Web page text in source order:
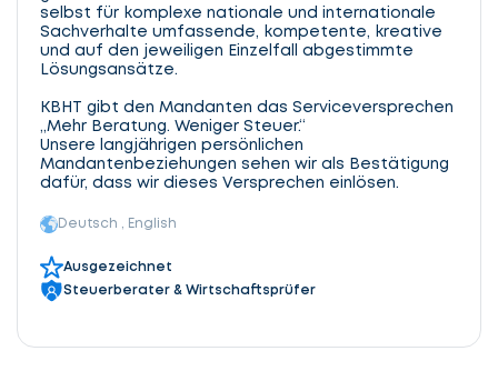
selbst für komplexe nationale und internationale
Sachverhalte umfassende, kompetente, kreative
und auf den jeweiligen Einzelfall abgestimmte
Lösungsansätze.
KBHT gibt den Mandanten das Serviceversprechen
„Mehr Beratung. Weniger Steuer.“
Unsere langjährigen persönlichen
Mandantenbeziehungen sehen wir als Bestätigung
dafür, dass wir dieses Versprechen einlösen.
Deutsch , English
Ausgezeichnet
Steuerberater & Wirtschaftsprüfer